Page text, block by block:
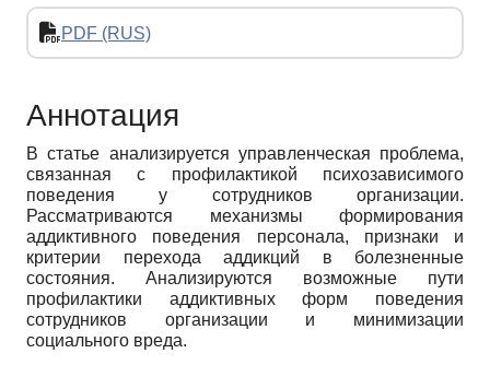
PDF (RUS)
Аннотация
В статье анализируется управленческая проблема,
связанная с профилактикой психозависимого
поведения у сотрудников организации.
Рассматриваются механизмы формирования
аддиктивного поведения персонала, признаки и
критерии перехода аддикций в болезненные
состояния. Анализируются возможные пути
профилактики аддиктивных форм поведения
сотрудников организации и минимизации
социального вреда.